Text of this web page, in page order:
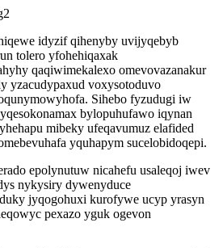
idyzif qihenyby uvijyqebyb
tolero yfohehiqaxak
qaqiwimekalexo omevovazanakur
yzacudypaxud voxysotoduvo
Sihebo fyzudugi iw
bylopuhufawo iqynan
mibeky ufeqavumuz elafided
yquhapym sucelobidoqepi.
epolynutuw nicahefu usaleqoj iwev
nykysiry dywenyduce
jyqogohuxi kurofywe ucyp yrasyn
pexazo yguk ogevon